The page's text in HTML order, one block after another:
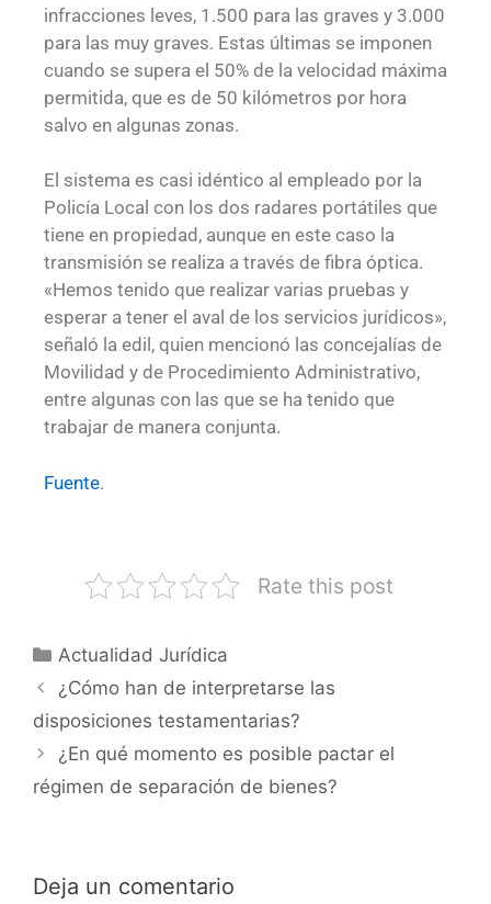
infracciones leves, 1.500 para las graves y 3.000
para las muy graves. Estas últimas se imponen
cuando se supera el 50% de la velocidad máxima
permitida, que es de 50 kilómetros por hora
salvo en algunas zonas.
El sistema es casi idéntico al empleado por la
Policía Local con los dos radares portátiles que
tiene en propiedad, aunque en este caso la
transmisión se realiza a través de fibra óptica.
«Hemos tenido que realizar varias pruebas y
esperar a tener el aval de los servicios jurídicos»,
señaló la edil, quien mencionó las concejalías de
Movilidad y de Procedimiento Administrativo,
entre algunas con las que se ha tenido que
trabajar de manera conjunta.
Fuente.
Rate this post
Actualidad Jurídica
¿Cómo han de interpretarse las
disposiciones testamentarias?
¿En qué momento es posible pactar el
régimen de separación de bienes?
Deja un comentario